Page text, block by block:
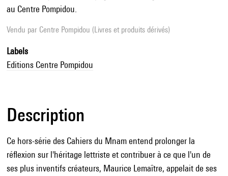
au Centre Pompidou.
Vendu par Centre Pompidou (Livres et produits dérivés)
Labels
Editions Centre Pompidou
Description
Ce hors-série des Cahiers du Mnam entend prolonger la
réflexion sur l'héritage lettriste et contribuer à ce que l'un de
ses plus inventifs créateurs, Maurice Lemaître, appelait de ses